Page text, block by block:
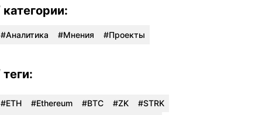
категории:
Аналитика Мнения Проекты
теги:
#ETH #Ethereum #BTC #ZK
#STRK